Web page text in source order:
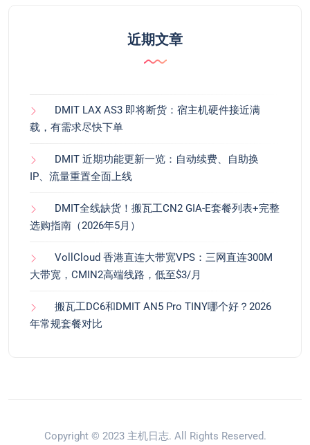
近期文章
DMIT LAX AS3 即将断货：宿主机硬件接近满
载，有需求尽快下单
DMIT 近期功能更新一览：自动续费、自助换
IP、流量重置全面上线
DMIT全线缺货！搬瓦工CN2 GIA-E套餐列表+完整
选购指南（2026年5月）
VollCloud 香港直连大带宽VPS：三网直连300M
大带宽，CMIN2高端线路，低至$3/月
搬瓦工DC6和DMIT AN5 Pro TINY哪个好？2026
年常规套餐对比
Copyright © 2023 主机日志. All Rights Reserved.